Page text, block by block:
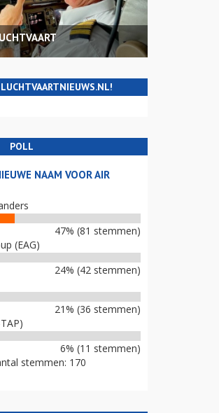
POLL
NAAM VOOR AIR
47% (81 stemmen)
(EAG)
24% (42 stemmen)
21% (36 stemmen)
6% (11 stemmen)
stemmen: 170